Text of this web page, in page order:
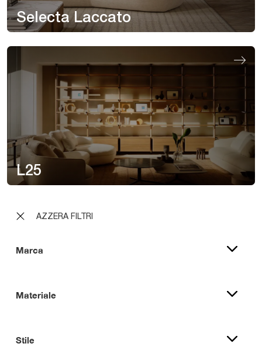
AZZERA FILTRI
Marca
Materiale
Stile
Selecta Laccato
L25